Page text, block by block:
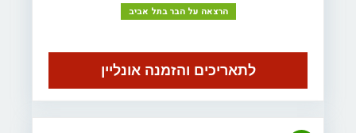
הרצאה על הבר בתל אביב
לתאריכים והזמנה אונליין